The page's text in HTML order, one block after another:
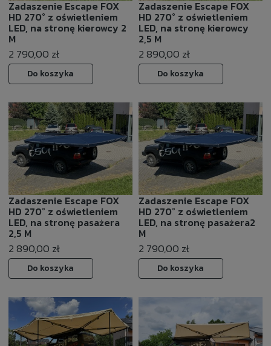
Zadaszenie Escape FOX
HD 270° z oświetleniem
LED, na stronę kierowcy 2
M
2 790,00 zł
Do koszyka
Zadaszenie Escape FOX
HD 270° z oświetleniem
LED, na stronę kierowcy
2,5 M
2 890,00 zł
Do koszyka
Zadaszenie Escape FOX
HD 270° z oświetleniem
LED, na stronę pasażera
2,5 M
2 890,00 zł
Do koszyka
Zadaszenie Escape FOX
HD 270° z oświetleniem
LED, na stronę pasażera2
M
2 790,00 zł
Do koszyka